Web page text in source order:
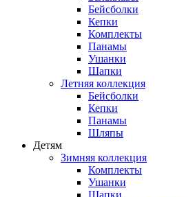
Бейсболки
Кепки
Комплекты
Панамы
Ушанки
Шапки
Летняя коллекция
Бейсболки
Кепки
Панамы
Шляпы
Детям
Зимняя коллекция
Комплекты
Ушанки
Шапки